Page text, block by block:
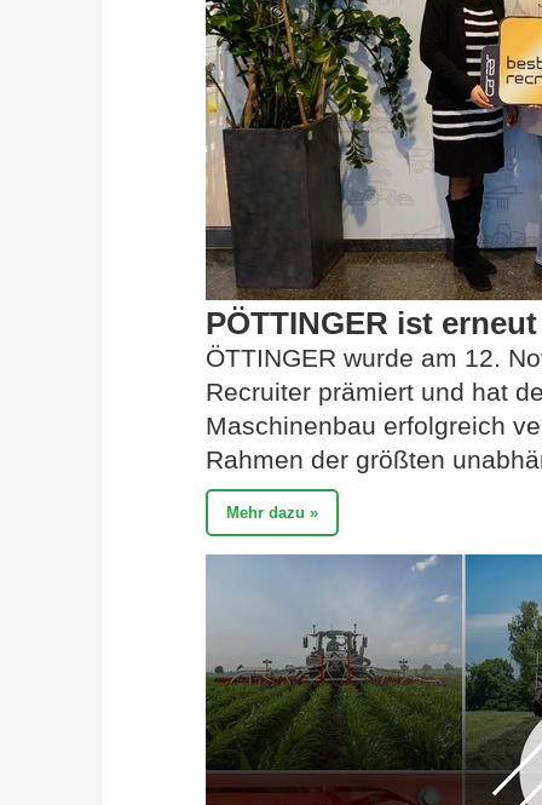
PÖTTINGER ist
ÖTTINGER wurde am 12.
Recruiter prämiert und hat
Maschinenbau erfolgreich
Rahmen der größten
Mehr dazu »